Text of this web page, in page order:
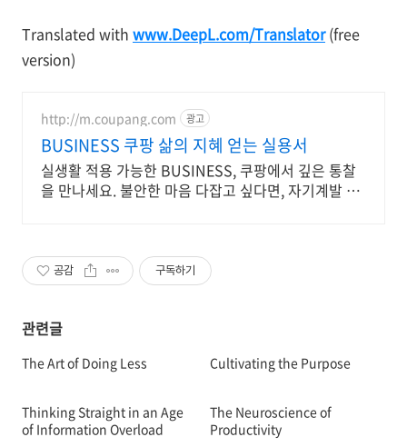
Translated with www.DeepL.com/Translator(free
version)
http://m.coupang.com 광고
BUSINESS 쿠팡 삶의 지혜 얻는 실용서
실생활 적용 가능한 BUSINESS, 쿠팡에서 깊은 통찰
을 만나세요. 불안한 마음 다잡고 싶다면, 자기계발 도
공감 구독하기
관련글
The Art of Doing Less Cultivating the Purpose
Thinking Straight in an Age
of Information Overload
The Neuroscience of
Productivity